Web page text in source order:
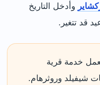
وأدخل التاريخ
قد تتغير.
خدمة قرية
شيفيلد وروثرهام.